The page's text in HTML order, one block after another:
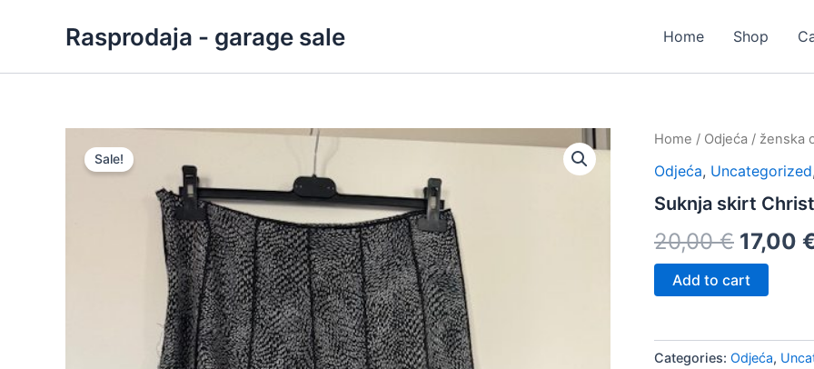
Rasprodaja - garage sale Home Shop
Sale!
Home / Odjeća / ženska
Odjeća, Uncategorized,
Suknja skirt
20,00€
price
was:
20,00
17,00
Suknja
Christian
-
st
quantity
Add to cart
Categories: Odjeća,